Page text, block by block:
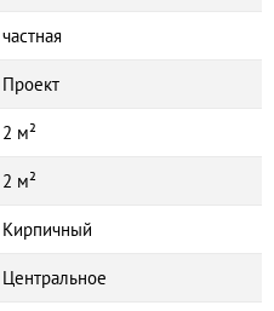
частная
Проект
2 м²
2 м²
Кирпичный
Центральное